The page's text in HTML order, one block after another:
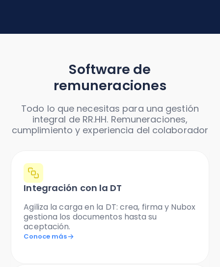
Software de
remuneraciones
Todo lo que necesitas para una gestión
integral de RR.HH. Remuneraciones,
cumplimiento y experiencia del colaborador
Integración con la DT
Agiliza la carga en la DT: crea, firma y Nubox
gestiona los documentos hasta su
aceptación.
Conoce más